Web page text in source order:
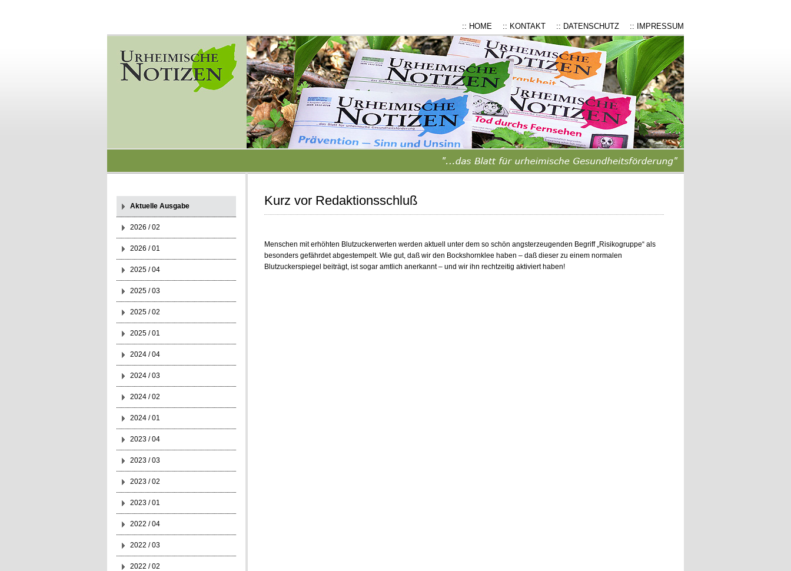
:: HOME :: KONTAKT :: DATENSCHUTZ :: IMPRESSUM
Kurz vor Redaktionsschluß
Menschen mit erhöhten Blutzuckerwerten werden aktuell unter dem so schön angsterzeugenden Begriff „Risikogruppe“ als
besonders gefährdet abgestempelt. Wie gut, daß wir den Bockshornklee haben – daß dieser zu einem normalen
Blutzuckerspiegel beiträgt, ist sogar amtlich anerkannt – und wir ihn rechtzeitig aktiviert haben!
Aktuelle Ausgabe
2026 / 02
2026 / 01
2025 / 04
2025 / 03
2025 / 02
2025 / 01
2024 / 04
2024 / 03
2024 / 02
2024 / 01
2023 / 04
2023 / 03
2023 / 02
2023 / 01
2022 / 04
2022 / 03
2022 / 02